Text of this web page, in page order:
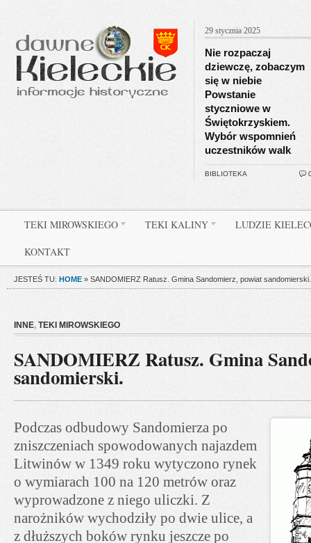
29 stycznia 2025
Nie rozpaczaj
dziewczę, zobaczym
się w niebie
Powstanie
styczniowe w
Świętokrzyskiem.
Wybór wspomnień
uczestników walk
BIBLIOTEKA
TEKI MIROWSKIEGO TEKI KALINY LUDZIE
KONTAKT
JESTEŚ TU: HOME » SANDOMIERZ Ratusz. Gmina Sandomierz, powiat sandomierski.
INNE, TEKI MIROWSKIEGO
SANDOMIERZ Ratusz. Gmina
sandomierski.
Podczas odbudowy Sandomierza po
zniszczeniach spowodowanych najazdem
Litwinów w 1349 roku wytyczono rynek
o wymiarach 100 na 120 metrów oraz
wyprowadzone z niego uliczki. Z
narożników wychodziły po dwie ulice, a
z dłuższych boków rynku jeszcze po